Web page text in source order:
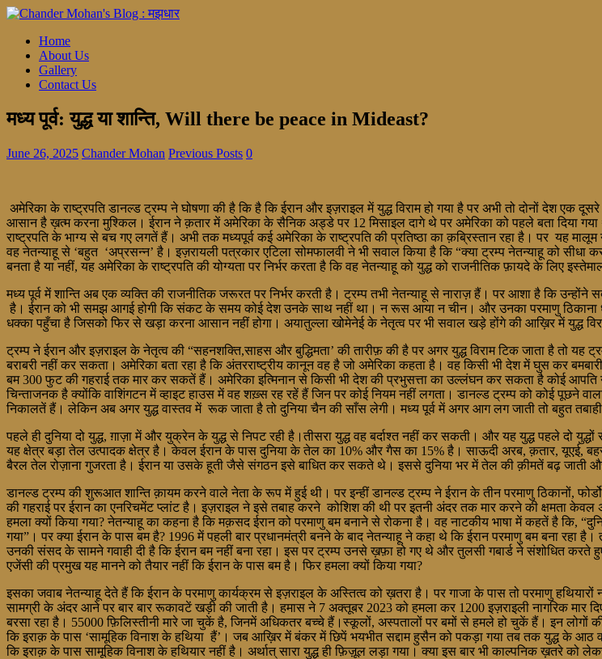
Home
About Us
Gallery
Contact Us
मध्य पूर्व: युद्ध या शान्ति, Will there be peace in Mideast?
June 26, 2025 Chander Mohan Previous Posts 0
अमेरिका के राष्ट्रपति डानल्ड ट्रम्प ने घोषणा की है कि है कि ईरान और इज़राइल में युद्ध विराम हो गया है पर अभी तो दोनों देश एक
आसान है ख़त्म करना मुश्किल। ईरान ने क़तार में अमेरिका के सैनिक अड्डे पर 12 मिसाइल दागे थे पर अमेरिका को पहले बता दिया
राष्ट्रपति के भाग्य से बच गए लगतें हैं। अभी तक मध्यपूर्व कई अमेरिका के राष्ट्रपति की प्रतिष्ठा का क़ब्रिस्तान रहा है। पर यह
वह नेतन्याहू से ‘बहुत ‘अप्रसन्न’ है। इज़रायली पत्रकार एटिला सोमफालवी ने भी सवाल किया है कि “क्या ट्रम्प नेतन्याहू को
बनता है या नहीं, यह अमेरिका के राष्ट्रपति की योग्यता पर निर्भर करता है कि वह नेतन्याहू को युद्ध को राजनीतिक फ़ायदे के लिए
मध्य पूर्व में शान्ति अब एक व्यक्ति की राजनीतिक जरूरत पर निर्भर करती है। ट्रम्प तभी नेतन्याहू से नाराज़ हैं। पर आशा है कि
है। ईरान को भी समझ आगई होगी कि संकट के समय कोई देश उनके साथ नहीं था। न रूस आया न चीन। और उनका परमाणु ठिकाना
धक्का पहुँचा है जिसको फिर से खड़ा करना आसान नहीं होगा। अयातुल्ला खोमेनेई के नेतृत्व पर भी सवाल खड़े होंगे की आख़िर में युद्ध
ट्रम्प ने ईरान और इज़राइल के नेतृत्व की “सहनशक्ति,साहस और बुद्धिमता’ की तारीफ़ की है पर अगर युद्ध विराम टिक जाता है तो
बराबरी नहीं कर सकता। अमेरिका बता रहा है कि अंतरराष्ट्रीय कानून वह है जो अमेरिका कहता है। वह किसी भी देश में घुस कर
बम 300 फुट की गहराई तक मार कर सकतें हैं। अमेरिका इत्मिनान से किसी भी देश की प्रभुसत्ता का उल्लंघन कर सकता है कोई
चिन्ताजनक है क्योंकि वाशिंगटन में व्हाइट हाउस में वह शख़्स रह रहें हैं जिन पर कोई नियम नहीं लगता। डानल्ड ट्रम्प को कोई पूछने
निकालतें हैं। लेकिन अब अगर युद्ध वास्तव में रूक जाता है तो दुनिया चैन की साँस लेगी। मध्य पूर्व में अगर आग लग जाती तो बहुत तबाही
पहले ही दुनिया दो युद्ध, ग़ाज़ा में और युक्रेन के युद्ध से निपट रही है।तीसरा युद्ध वह बर्दाश्त नहीं कर सकती। और यह युद्ध पहले दो
यह क्षेत्र बड़ा तेल उत्पादक क्षेत्र है। केवल ईरान के पास दुनिया के तेल का 10% और गैस का 15% है। साऊदी अरब, क़तार, यूएई,
बैरल तेल रोज़ाना गुजरता है। ईरान या उसके हूती जैसे संगठन इसे बाधित कर सकते थे। इससे दुनिया भर में तेल की क़ीमतें बढ़ जाती
डानल्ड ट्रम्प की शुरूआत शान्ति क़ायम करने वाले नेता के रूप में हुई थी। पर इन्हीं डानल्ड ट्रम्प ने ईरान के तीन परमाणु ठिकानों,
की गहराई पर ईरान का एनरिचमेंट प्लांट है। इज़राइल ने इसे तबाह करने कोशिश की थी पर इतनी अंदर तक मार करने की क्षमता केवल
हमला क्यों किया गया? नेतन्याहू का कहना है कि मक़सद ईरान को परमाणु बम बनाने से रोकना है। वह नाटकीय भाषा में कहतें है
गया”। पर क्या ईरान के पास बम है? 1996 में पहली बार प्रधानमंत्री बनने के बाद नेतन्याहू ने कहा थे कि ईरान परमाणु बम बना रहा
उनकी संसद के सामने गवाही दी है कि ईरान बम नहीं बना रहा। इस पर ट्रम्प उनसे ख़फ़ा हो गए थे और तुलसी गबार्ड ने संशोधित करते
एजेंसी की प्रमुख यह मानने को तैयार नहीं कि ईरान के पास बम है। फिर हमला क्यों किया गया?
इसका जवाब नेतन्याहू देते हैं कि ईरान के परमाणु कार्यक्रम से इज़राइल के अस्तित्व को ख़तरा है। पर गाजा के पास तो परमाणु
सामग्री के अंदर आने पर बार बार रूकावटें खड़ी की जाती है। हमास ने 7 अक्तूबर 2023 को हमला कर 1200 इज़राइली नागरिक
बरसा रहा है। 55000 फ़िलिस्तीनी मारे जा चुकें है, जिनमें अधिकतर बच्चे हैं।स्कूलों, अस्पतालों पर बमों से हमले हो चुकें हैं। इन लोगों
कि इराक़ के पास ‘सामूहिक विनाश के हथिया हैं’। जब आख़िर में बंकर में छिपें भयभीत सद्दाम हुसैन को पकड़ा गया तब तक युद्ध के आठ
कि इराक़ के पास सामूहिक विनाश के हथियार नहीं है। अर्थात् सारा युद्ध ही फ़िज़ूल लड़ा गया। क्या इस बार भी काल्पनिक ख़तरे को